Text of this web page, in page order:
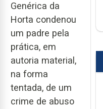
Genérica da
Horta condenou
um padre pela
prática, em
autoria material,
na forma
tentada, de um
crime de abuso